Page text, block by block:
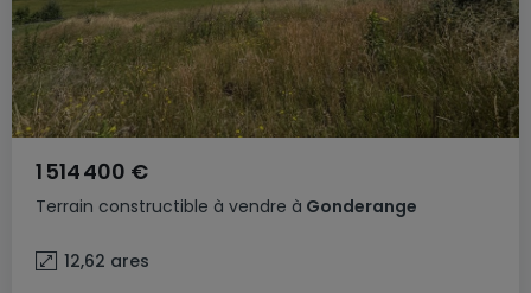
Terrain constructible à vendre à Gonderange
1 514 400 €
12,62 ares